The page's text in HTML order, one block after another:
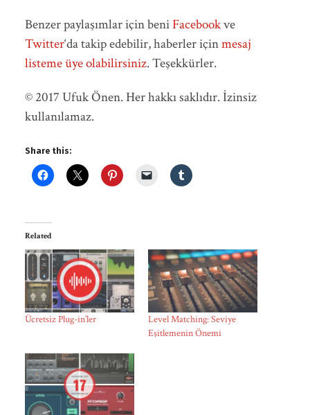
Benzer paylaşımlar için beni Facebookve
Twitter‘da takip edebilir, haberler içinmesaj
listeme üye olabilirsiniz. Teşekkürler.
© 2017 Ufuk Önen. Her hakkı saklıdır. İzinsiz
kullanılamaz.
Share this:
Related
Ücretsiz Plug-in’ler
Level Matching: Seviye
Eşitlemenin Önemi